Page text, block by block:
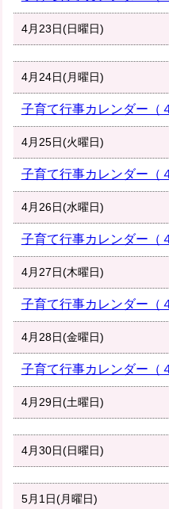
4月23日(日曜日)
4月24日(月曜日)
子育て行事カレンダー（
4月25日(火曜日)
子育て行事カレンダー（
4月26日(水曜日)
子育て行事カレンダー（
4月27日(木曜日)
子育て行事カレンダー（
4月28日(金曜日)
子育て行事カレンダー（
4月29日(土曜日)
4月30日(日曜日)
5月1日(月曜日)